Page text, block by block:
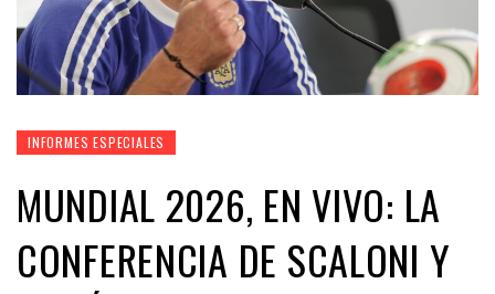
INFORMES ESPECIALES
MUNDIAL 2026, EN VIVO: LA
CONFERENCIA DE SCALONI Y